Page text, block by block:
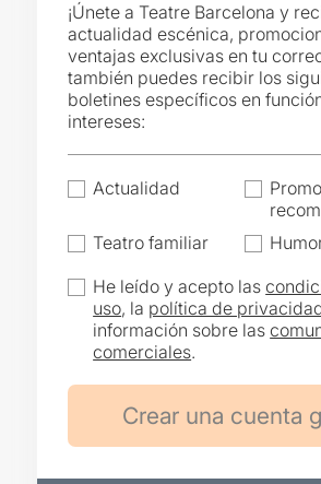
¡Únete a Teatre Barcelona y
actualidad escénica,
ventajas exclusivas en tu
también puedes recibir los
boletines específicos en
intereses:
Actualidad
Teatro familiar
He leído y acepto las
uso, la política de
información sobre las
comerciales.